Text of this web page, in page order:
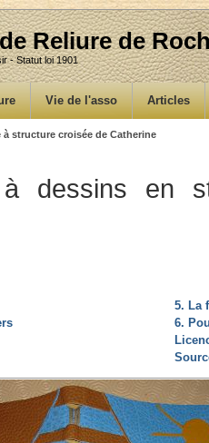
Reliure de
- Statut loi 1901
Vie de l'asso Articles
à structure croisée de Catherine
dessins en
5. La
6.